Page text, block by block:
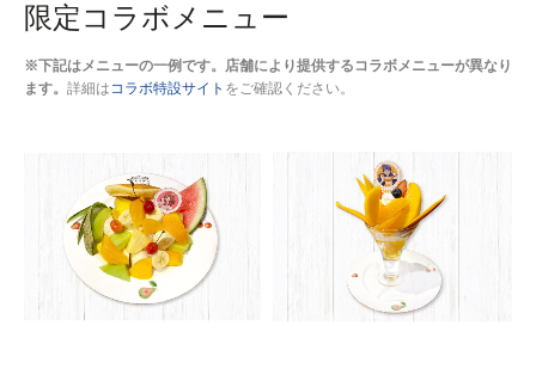
限定コラボメニュー
※下記はメニューの一例です。店舗により提供するコラボメニューが異なり
ます。 詳細はコラボ特設サイト をご確認ください。